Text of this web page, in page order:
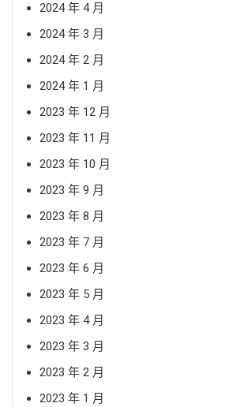
2024 年 4 月
2024 年 3 月
2024 年 2 月
2024 年 1 月
2023 年 12 月
2023 年 11 月
2023 年 10 月
2023 年 9 月
2023 年 8 月
2023 年 7 月
2023 年 6 月
2023 年 5 月
2023 年 4 月
2023 年 3 月
2023 年 2 月
2023 年 1 月